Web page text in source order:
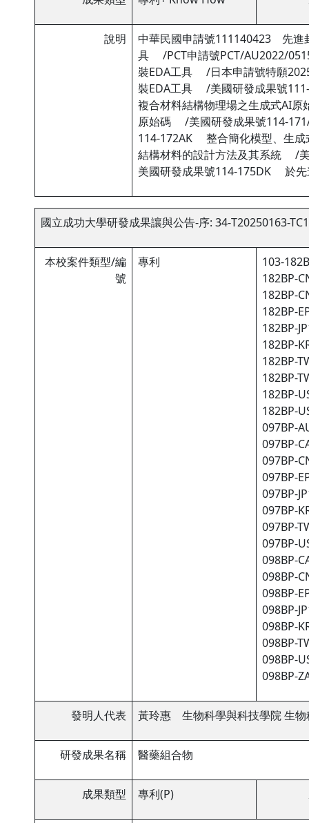
說明
中華民國申請號111140423 先
具 /PCT申請號PCT/AU2022/
裝EDA工具 /日本申請號特願
裝EDA工具 /美國研發成果號
複合材料結構物理場之生成式AI
原始碼 /美國研發成果號114-
114-172AK 整合簡化模型、生
結構材料的設計方法及其系統 /
美國研發成果號114-175DK 於
國立成功大學研發成果讓與公告-序: 34-T20250163-TC1
本校案件類型/編
號
專利
103-
182BP-
182BP-
182BP-
182BP-
182BP-
182BP-
182BP-
182BP-
182BP-
097BP-
097BP-
097BP-
097BP-
097BP-
097BP-
097BP-
097BP-
098BP-
098BP-
098BP-
098BP-
098BP-
098BP-
098BP-
098BP-
發明人代表 黃玲惠 生物科學與科技學院 生物
研發成果名稱 醫藥組合物
成果類型 專利(P)